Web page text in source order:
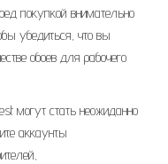
покупкой внимательно
убедиться, что вы
обоев для рабочего
могут стать неожиданно
аккаунты